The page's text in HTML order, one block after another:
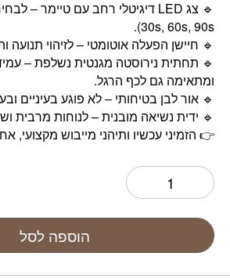
30s, 60s, 90s).
🔹 חיישן הפעלה אוטומטי – לזיהוי
🔹 תחתית נירוסטה מגנטית נשלפת –
ומתאימה גם לכף הרגל.
🔹 אור לבן בטיחותי – לא פוגע בעיניים
🔹 ידית נשיאה מובנית – לנוחות מרבית
👉 הזמיני עכשיו ותיהני מייבוש מקצועי,
הוספה לסל